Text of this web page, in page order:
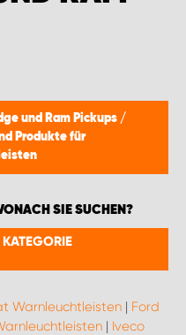
und Ram Pickups /
Produkte für
SIE SUCHEN?
Warnleuchtleisten | Ford
| Iveco